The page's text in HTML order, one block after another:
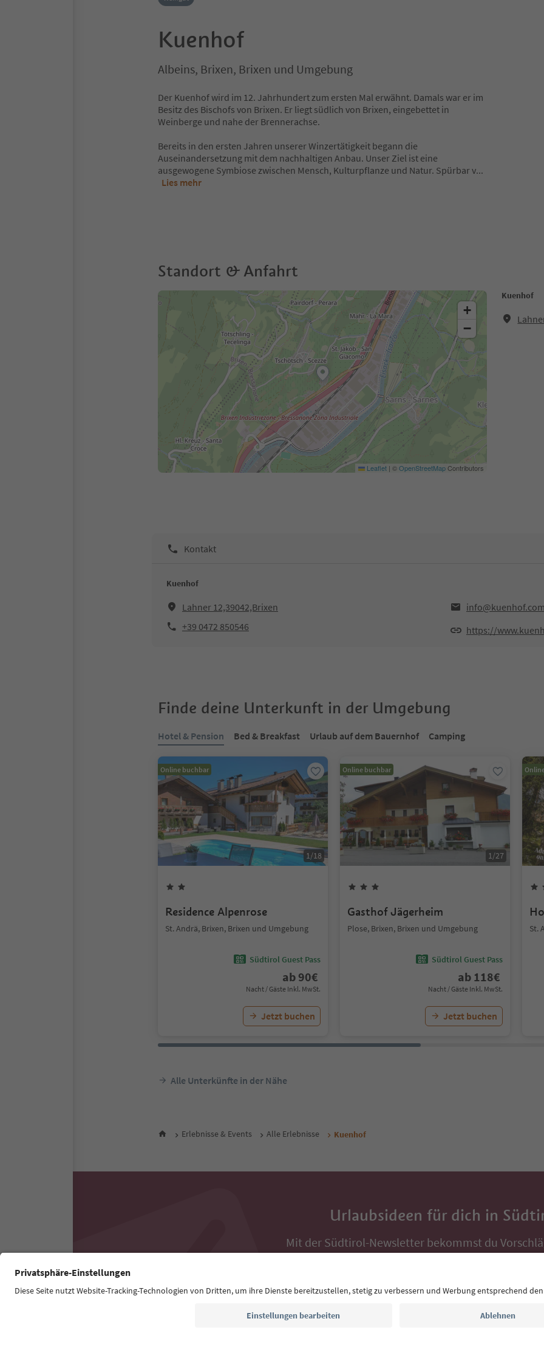
Kuenhof
Albeins, Brixen, Brixen und Umgebung
Der Kuenhof wird im 12. Jahrhundert zum ersten Mal erwähnt. Damals war er im
Besitz des Bischofs von Brixen. Er liegt südlich von Brixen, eingebettet in
Weinberge und nahe der Brennerachse.
Bereits in den ersten Jahren unserer Winzertätigkeit begann die
Auseinandersetzung mit dem nachhaltigen Anbau. Unser Ziel ist eine
ausgewogene Symbiose zwischen Mensch, Kulturpflanze und Natur. Spürbar v...
Lies mehr
Standort & Anfahrt
Kuenhof
+
−
Leaflet | ©OpenStreetMapContributors
Kontakt
Kuenhof
Lahner 12,39042,Brixen
info@kuenhof.com
+39 0472 850546
https://
Finde deine Unterkunft in der Umgebung
Hotel & Pension Bed & Breakfast Urlaub auf dem Bauernhof Camping
Online buchbar
1/18
Residence Alpenrose
St. Andrä, Brixen, Brixen und Umgebung
Südtirol Guest Pass
ab 90€
Nacht / Gäste Inkl. MwSt.
Jetzt buchen
Online buchbar
1/27
Gasthof Jägerheim
Plose, Brixen, Brixen und Umgebung
Südtirol Guest Pass
ab 118€
Nacht / Gäste Inkl. MwSt.
Jetzt buchen
St.
Alle Unterkünfte in der Nähe
Erlebnisse & Events Alle Erlebnisse Kuenhof
Urlaubsideen für dich in
Mit der Südtirol-Newsletter bekommst du
Auszeit, Veranstaltungs-Tipps und typische
E-Mail Adresse